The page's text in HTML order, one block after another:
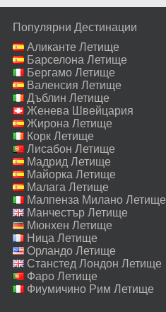
Популярни Дестинации
Аликанте Летище
Барселона Летище
Бергамо Летище
Валенсия Летище
Дъблин Летище
Женева Швейцария
Летище
Жирона Летище
Корк Летище
Лисабон Летище
Мадрид Летище
Майорка Летище
Малага Летище
Малпенза Милано Летище
Манчестър Летище
Мюнхен Летище
Ница Летище
Орландо Летище
Станстед Лондон Летище
Фаро Летище
Фиумичино Рим Летище